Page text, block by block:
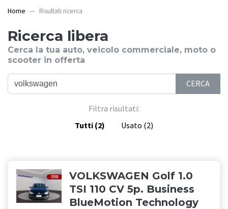
Home Risultati ricerca
Ricerca libera
Cerca la tua auto, veicolo commerciale, moto o
scooter in offerta
CERCA
Filtra risultati:
Tutti (2) Usato (2)
VOLKSWAGEN Golf 1.0
TSI 110 CV 5p. Business
BlueMotion Technology